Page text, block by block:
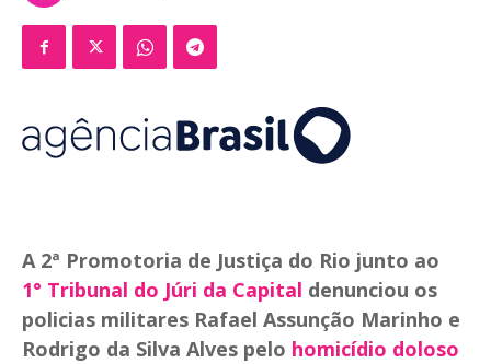
A 2ª Promotoria de Justiça do Rio junto ao
1° Tribunal do Júri da Capital denunciou os
policias militares Rafael Assunção Marinho e
Rodrigo da Silva Alves pelo homicídio doloso